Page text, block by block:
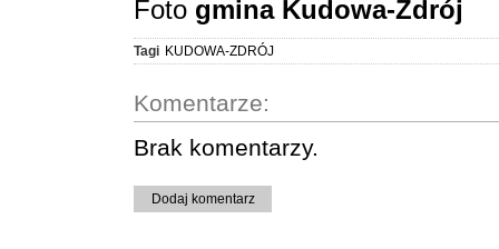
Foto gmina Kudowa-Zdrój
Tagi KUDOWA-ZDRÓJ
Komentarze:
Brak komentarzy.
Dodaj komentarz